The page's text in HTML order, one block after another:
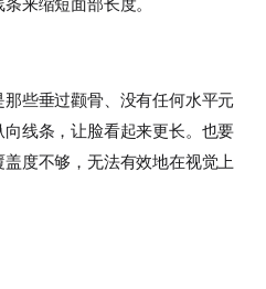
些垂过颧骨、没有任何水平元
线条，让脸看起来更长。也要
度不够，无法有效地在视觉上